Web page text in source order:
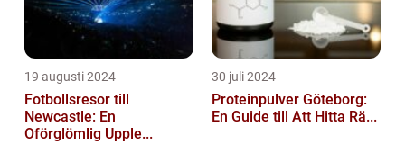
19 augusti 2024
Fotbollsresor till
Newcastle: En
Oförglömlig Upple...
30 juli 2024
Proteinpulver Göteborg:
En Guide till Att Hitta Rä...